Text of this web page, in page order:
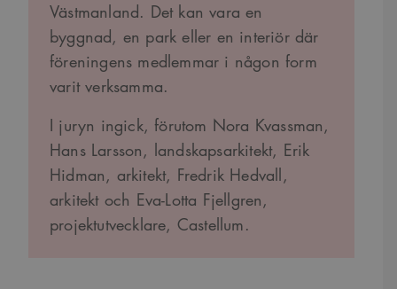
Västmanland. Det kan vara en
byggnad, en park eller en interiör där
föreningens medlemmar i någon form
varit verksamma.
I juryn ingick, förutom Nora Kvassman,
Hans Larsson, landskapsarkitekt, Erik
Hidman, arkitekt, Fredrik Hedvall,
arkitekt och Eva-Lotta Fjellgren,
projektutvecklare, Castellum.